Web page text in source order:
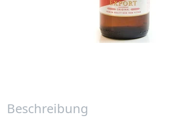
Beschreibung